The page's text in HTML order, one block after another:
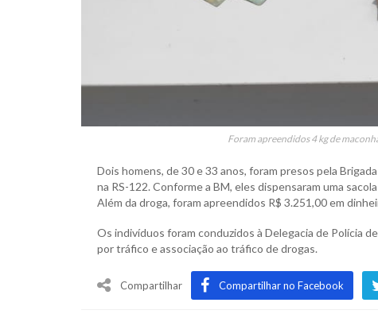
Foram apreendidos 4 kg de
Dois homens, de 30 e 33 anos, foram presos pela
na RS-122. Conforme a BM, eles dispensaram uma
Além da droga, foram apreendidos R$ 3.251,00 em
Os indivíduos foram conduzidos à Delegacia de Polícia
por tráfico e associação ao tráfico de drogas.
Compartilhar Compartilhar no Facebook